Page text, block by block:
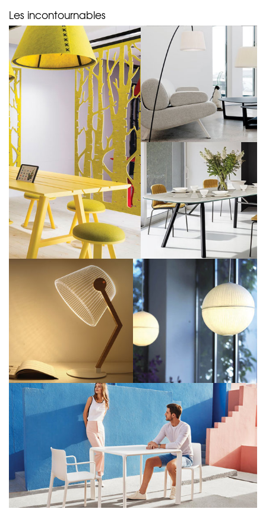
Les incontournables